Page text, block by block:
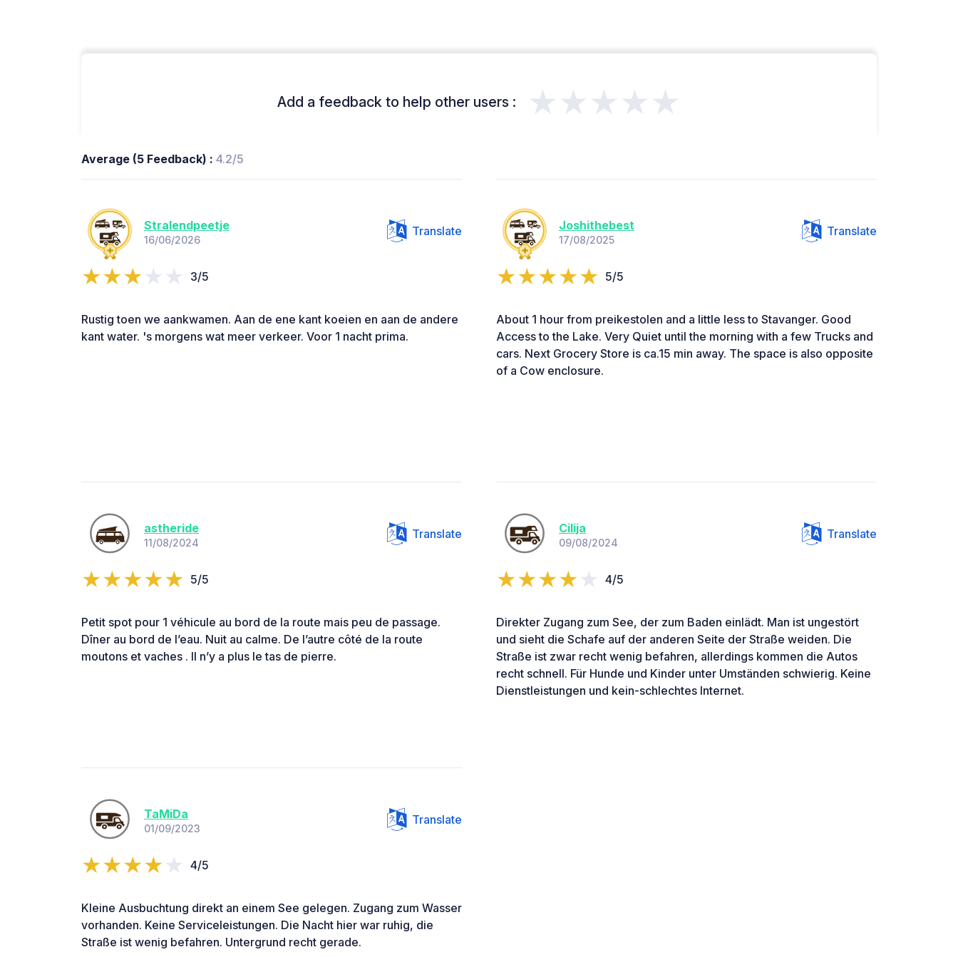
Add a feedback to help other users : ★★★★★
Average (5 Feedback) : 4.2/5
Stralendpeetje
16/06/2026
Translate
3/5
Rustig toen we aankwamen. Aan de ene kant koeien en aan de andere
kant water. 's morgens wat meer verkeer. Voor 1 nacht prima.
Joshithebest
17/08/2025
Translate
5/5
About 1 hour from preikestolen and a little less to Stavanger. Good
Access to the Lake. Very Quiet until the morning with a few Trucks and
cars. Next Grocery Store is ca.15 min away. The space is also opposite
of a Cow enclosure.
astheride
11/08/2024
Translate
5/5
Petit spot pour 1 véhicule au bord de la route mais peu de passage.
Dîner au bord de l’eau. Nuit au calme. De l’autre côté de la route
moutons et vaches . Il n’y a plus le tas de pierre.
Cilija
09/08/2024
Translate
4/5
Direkter Zugang zum See, der zum Baden einlädt. Man ist ungestört
und sieht die Schafe auf der anderen Seite der Straße weiden. Die
Straße ist zwar recht wenig befahren, allerdings kommen die Autos
recht schnell. Für Hunde und Kinder unter Umständen schwierig. Keine
Dienstleistungen und kein-schlechtes Internet.
TaMiDa
01/09/2023
Translate
4/5
Kleine Ausbuchtung direkt an einem See gelegen. Zugang zum Wasser
vorhanden. Keine Serviceleistungen. Die Nacht hier war ruhig, die
Straße ist wenig befahren. Untergrund recht gerade.